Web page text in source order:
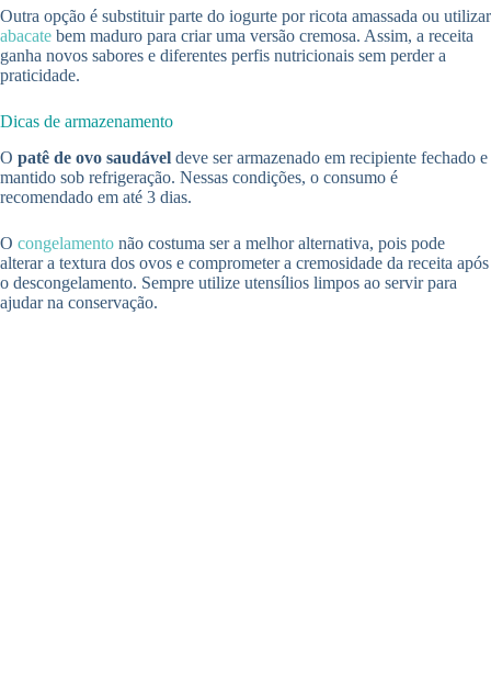
Outra opção é substituir parte do iogurte por ricota amassada ou utilizar
abacate bem maduro para criar uma versão cremosa. Assim, a receita
ganha novos sabores e diferentes perfis nutricionais sem perder a
praticidade.
Dicas de armazenamento
O patê de ovo saudável deve ser armazenado em recipiente fechado e
mantido sob refrigeração. Nessas condições, o consumo é
recomendado em até 3 dias.
O congelamento não costuma ser a melhor alternativa, pois pode
alterar a textura dos ovos e comprometer a cremosidade da receita após
o descongelamento. Sempre utilize utensílios limpos ao servir para
ajudar na conservação.